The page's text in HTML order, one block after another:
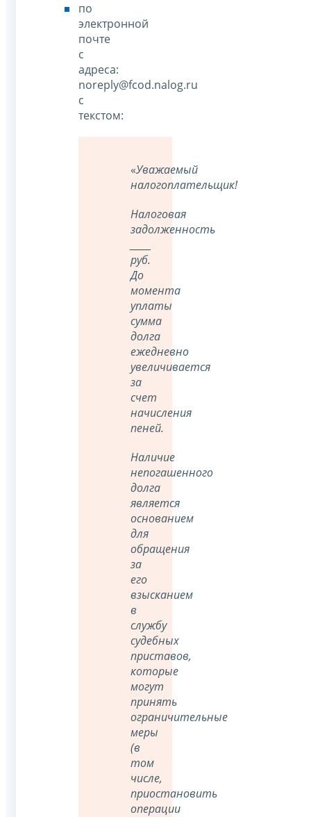
по
электронной
почте
с
адреса:
noreply@fcod.nalog.ru
с
текстом:
«Уважаемый
налогоплательщик!
Налоговая
задолженность
руб.
До
момента
уплаты
сумма
долга
ежедневно
увеличивается
за
счет
начисления
пеней.
Наличие
непогашенного
долга
является
основанием
для
обращения
за
его
взысканием
в
службу
судебных
приставов,
которые
могут
принять
ограничительные
меры
(в
том
числе,
приостановить
операции